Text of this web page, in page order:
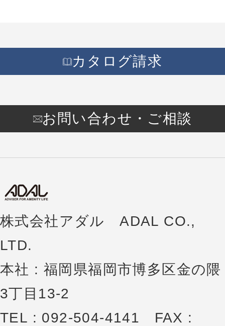
カタログ請求
お問い合わせ・ご相談
株式会社アダル ADAL CO.,
LTD.
本社 : 福岡県福岡市博多区金の隈
3丁目13-2
TEL : 092-504-4141 FAX :